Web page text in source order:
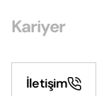
Kariyer
İletişim